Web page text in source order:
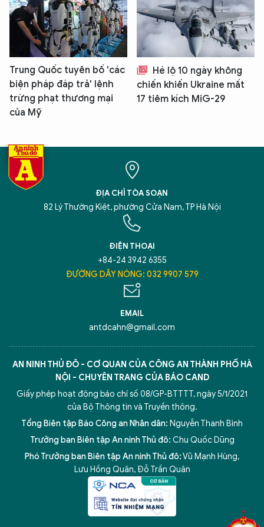
Trung Quốc tuyên bố 'các
biện pháp đáp trả' lệnh
trừng phạt thương mại
của Mỹ
Hé lộ 10 ngày không
chiến khiến Ukraine mất
17 tiêm kích MiG-29
ĐỊA CHỈ TÒA SOẠN
82 Lý Thường Kiệt, phường Cửa Nam, TP Hà Nội
ĐIỆN THOẠI
+84-24 3942 6355
ĐƯỜNG DÂY NÓNG: 032 9907 579
EMAIL
antdcahn@gmail.com
AN NINH THỦ ĐÔ - CƠ QUAN CỦA CÔNG AN THÀNH PHỐ HÀ
NỘI - CHUYÊN TRANG CỦA BÁO CAND
Giấy phép hoạt động báo chí số 08/GP-BTTTT, ngày 5/1/2021
của Bộ Thông tin và Truyền thông.
Tổng Biên tập Báo Công an Nhân dân: Nguyễn Thanh Bình
Trưởng ban Biên tập An ninh Thủ đô: Chu Quốc Dũng
Phó Trưởng ban Biên tập An ninh Thủ đô:Vũ Mạnh Hùng,
Lưu Hồng Quân, Đỗ Trần Quân
5 điểm nghẽn của Hà Nội giải pháp xử lý điểm nghẽn của